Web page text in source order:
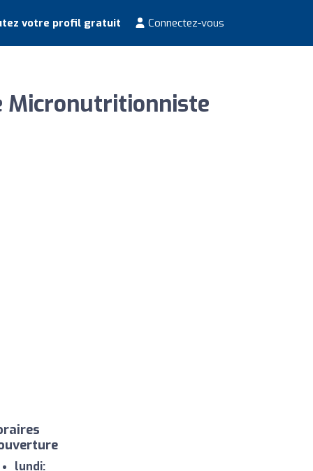
votre profil gratuit Connectez-vous
Micronutritionniste
lundi: